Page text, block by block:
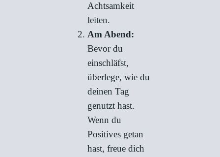
Achtsamkeit
leiten.
Am Abend:
Bevor du
einschläfst,
überlege, wie du
deinen Tag
genutzt hast.
Wenn du
Positives getan
hast, freue dich